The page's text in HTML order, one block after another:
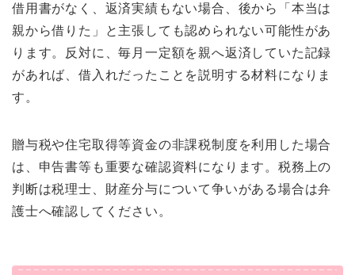
借用書がなく、返済実績もない場合、後から「本当は
親から借りた」と主張しても認められない可能性があ
ります。反対に、毎月一定額を親へ返済していた記録
があれば、借入れだったことを説明する材料になりま
す。
贈与税や住宅取得等資金の非課税制度を利用した場合
は、申告書等も重要な確認資料になります。税務上の
判断は税理士、財産分与について争いがある場合は弁
護士へ確認してください。